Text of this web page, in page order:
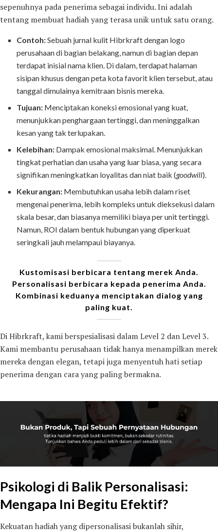
sepenuhnya pada penerima sebagai individu. Ini adalah
tentang membuat hadiah yang terasa unik untuk satu orang.
Contoh:Sebuah jurnal kulit Hibrkraft dengan logo
perusahaan di bagian belakang, namun di bagian depan
terdapat inisial nama klien. Di dalam, terdapat halaman
sisipan khusus dengan peta kota favorit klien tersebut, atau
tanggal dimulainya kemitraan bisnis mereka.
Tujuan: Menciptakan koneksi emosional yang kuat,
menunjukkan penghargaan tertinggi, dan meninggalkan
kesan yang tak terlupakan.
Kelebihan: Dampak emosional maksimal. Menunjukkan
tingkat perhatian dan usaha yang luar biasa, yang secara
signifikan meningkatkan loyalitas dan niat baik (goodwill).
Kekurangan: Membutuhkan usaha lebih dalam riset
mengenai penerima, lebih kompleks untuk dieksekusi dalam
skala besar, dan biasanya memiliki biaya per unit tertinggi.
Namun, ROI dalam bentuk hubungan yang diperkuat
seringkali jauh melampaui biayanya.
Kustomisasi berbicara tentang merek Anda.
Personalisasi berbicara kepada penerima Anda.
Kombinasi keduanya menciptakan dialog yang
paling kuat.
Di Hibrkraft, kami berspesialisasi dalam Level 2 dan Level 3.
Kami membantu perusahaan tidak hanya menampilkan merek
mereka dengan elegan, tetapi juga menyentuh hati setiap
penerima dengan cara yang paling bermakna.
Psikologi di Balik Personalisasi:
Mengapa Ini Begitu Efektif?
Kekuatan hadiah yang dipersonalisasi bukanlah sihir,